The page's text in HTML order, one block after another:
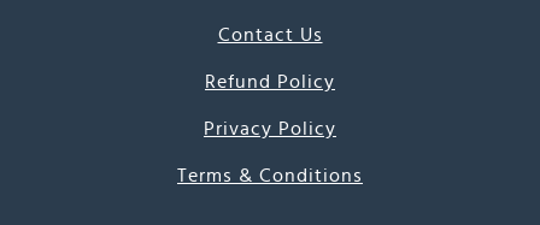
Contact Us
Refund Policy
Privacy Policy
Terms & Conditions